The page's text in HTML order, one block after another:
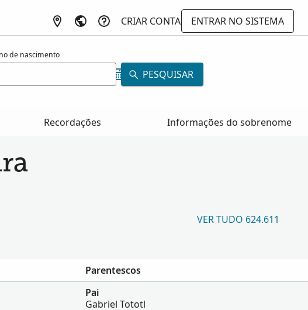
CRIAR CONTA
ENTRAR NO SISTEMA
de nascimento
PESQUISAR
Recordações Informações do sobrenome
VER TUDO 624.611
Parentescos
Pai
Gabriel Tototl